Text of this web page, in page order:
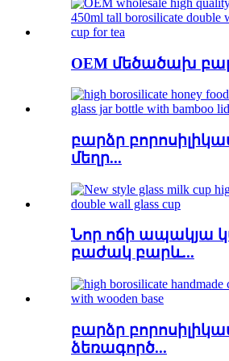
OEM մեծածախ
բարձր
մեղր...
Նոր ոճի ապակյա
բաժակ բարև...
բարձր
ձեռագործ...